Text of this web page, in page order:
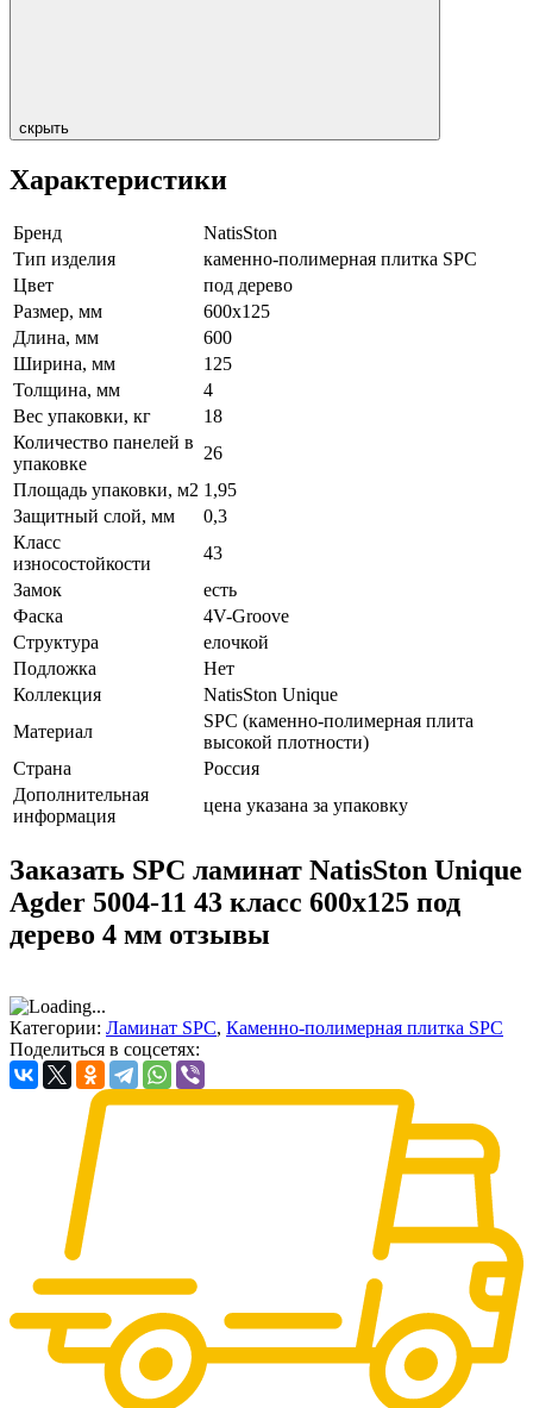
скрыть
Характеристики
Бренд
NatisSton
Тип изделия
каменно-полимерная плитка SPC
Цвет
под дерево
Размер, мм
600х125
Длина, мм
600
Ширина, мм
125
Толщина, мм
4
Вес упаковки, кг
18
Количество панелей в
упаковке
26
Площадь упаковки, м2 1,95
Защитный слой, мм
0,3
Класс
износостойкости
43
Замок
есть
Фаска
4V-Groove
Структура
елочкой
Подложка
Нет
Коллекция
NatisSton Unique
Материал
SPC (каменно-полимерная плита
высокой плотности)
Страна
Россия
Дополнительная
информация
цена указана за упаковку
Заказать SPC ламинат NatisSton Unique
Agder 5004-11 43 класс 600х125 под
дерево 4 мм отзывы
Категории: Ламинат SPC, Каменно-полимерная плитка SPC
Поделиться в соцсетях: